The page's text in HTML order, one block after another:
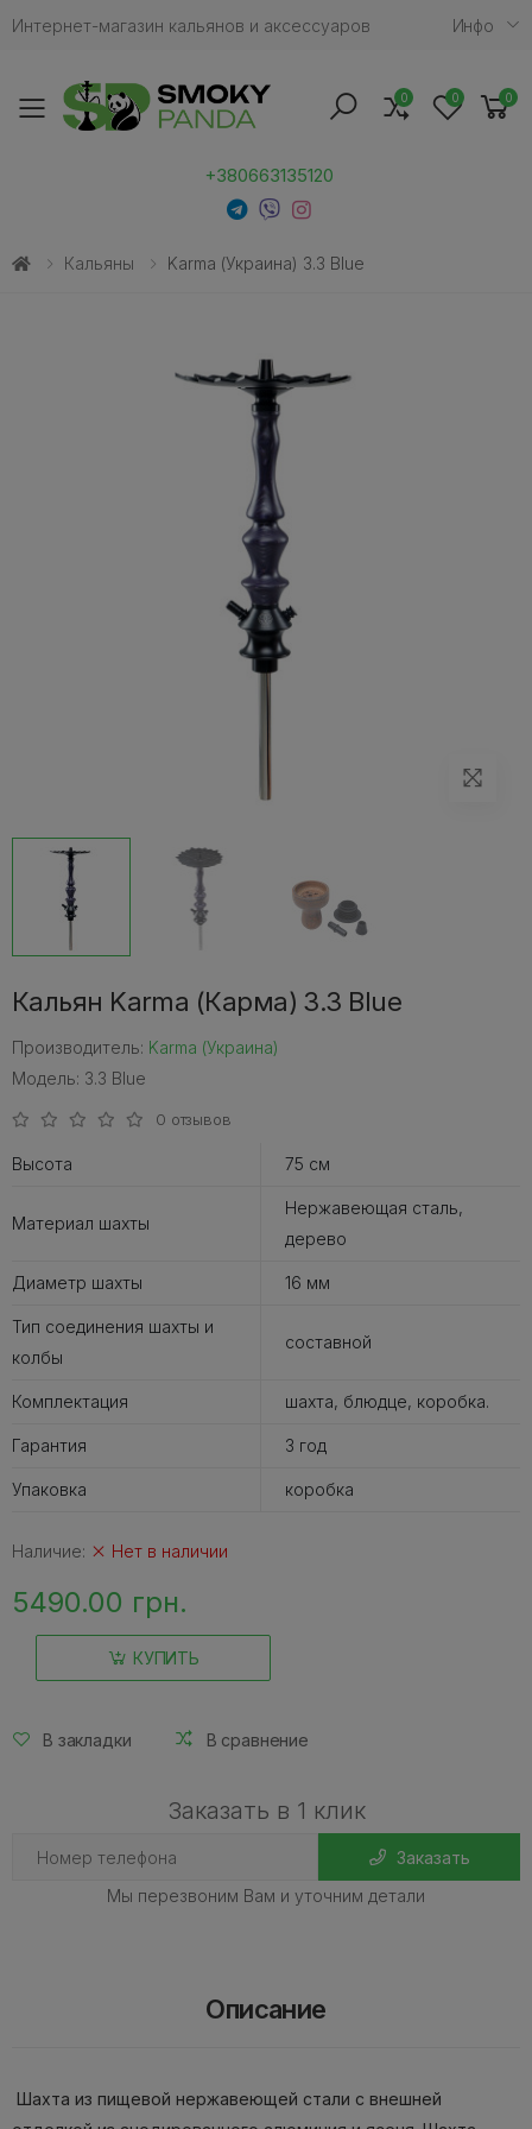
Интернет-магазин кальянов и аксессуаров Инфо
Toggle mobile menu
+380663135120
0 0 0
Кальяны Karma (Украина) 3.3 Blue
Кальян Karma (Карма) 3.3 Blue
Производитель: Karma (Украина)
Модель: 3.3 Blue
0 отзывов
Высота 75 см
Материал шахты
Нержавеющая сталь,
дерево
Диаметр шахты 16 мм
Тип соединения шахты и
колбы
составной
Комплектация шахта, блюдце, коробка.
Гарантия 3 год
Упаковка коробка
Наличие: Нет в наличии
5490.00 грн.
КУПИТЬ
В закладки В сравнение
Заказать в 1 клик
Заказать
Мы перезвоним Вам и уточним детали
Описание
Шахта из пищевой нержавеющей стали с внешней